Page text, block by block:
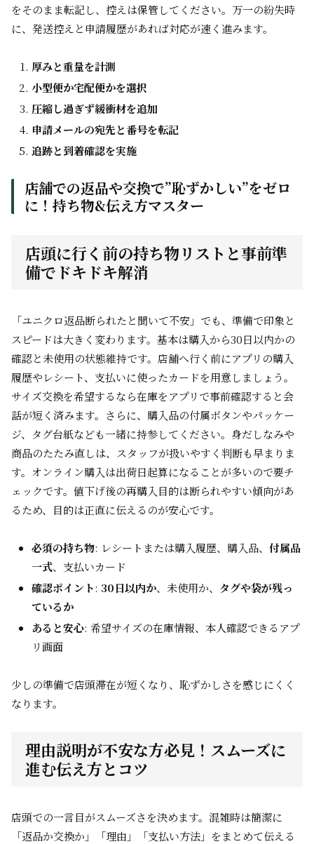
をそのまま転記し、控えは保管してください。万一の紛失時
に、発送控えと申請履歴があれば対応が速く進みます。
厚みと重量を計測
小型便か宅配便かを選択
圧縮し過ぎず緩衝材を追加
申請メールの宛先と番号を転記
追跡と到着確認を実施
店舗での返品や交換で”恥ずかしい”をゼロ
に！持ち物&伝え方マスター
店頭に行く前の持ち物リストと事前準
備でドキドキ解消
「ユニクロ返品断られたと聞いて不安」でも、準備で印象と
スピードは大きく変わります。基本は購入から30日以内かの
確認と未使用の状態維持です。店舗へ行く前にアプリの購入
履歴やレシート、支払いに使ったカードを用意しましょう。
サイズ交換を希望するなら在庫をアプリで事前確認すると会
話が短く済みます。さらに、購入品の付属ボタンやパッケー
ジ、タグ台紙なども一緒に持参してください。身だしなみや
商品のたたみ直しは、スタッフが扱いやすく判断も早まりま
す。オンライン購入は出荷日起算になることが多いので要チ
ェックです。値下げ後の再購入目的は断られやすい傾向があ
るため、目的は正直に伝えるのが安心です。
必須の持ち物: レシートまたは購入履歴、購入品、 付属品
一式、支払いカード
確認ポイント: 30日以内か、未使用か、 タグや袋が残っ
ているか
あると安心: 希望サイズの在庫情報、本人確認できるアプ
リ画面
少しの準備で店頭滞在が短くなり、恥ずかしさを感じにくく
なります。
理由説明が不安な方必見！スムーズに
進む伝え方とコツ
店頭での一言目がスムーズさを決めます。混雑時は簡潔に
「返品か交換か」「理由」「支払い方法」をまとめて伝える